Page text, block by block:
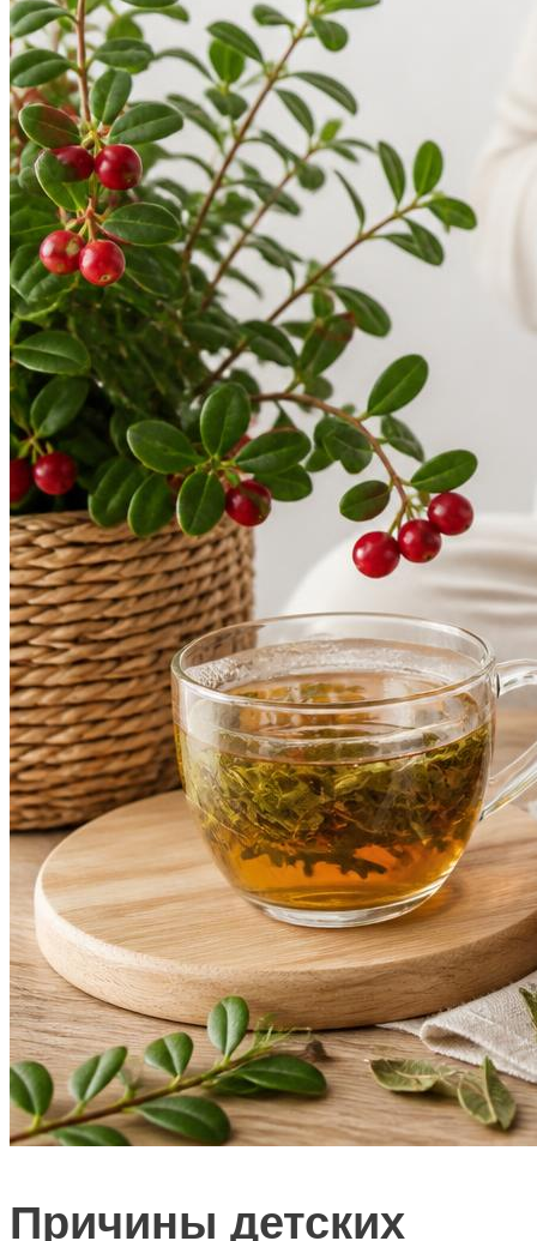
Причины детских